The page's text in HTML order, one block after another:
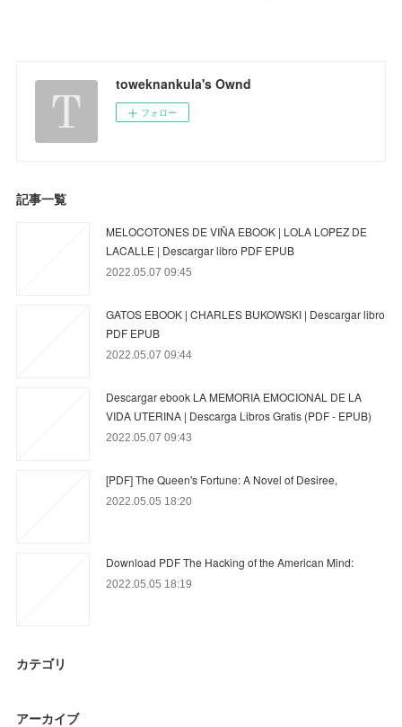
toweknankula's Ownd
フォロー
記事一覧
MELOCOTONES DE VIÑA EBOOK | LOLA LOPEZ DE
LACALLE | Descargar libro PDF EPUB
2022.05.07 09:45
GATOS EBOOK | CHARLES BUKOWSKI | Descargar libro
PDF EPUB
2022.05.07 09:44
Descargar ebook LA MEMORIA EMOCIONAL DE LA
VIDA UTERINA | Descarga Libros Gratis (PDF - EPUB)
2022.05.07 09:43
[PDF] The Queen's Fortune: A Novel of Desiree,
2022.05.05 18:20
Download PDF The Hacking of the American Mind:
2022.05.05 18:19
カテゴリ
アーカイブ